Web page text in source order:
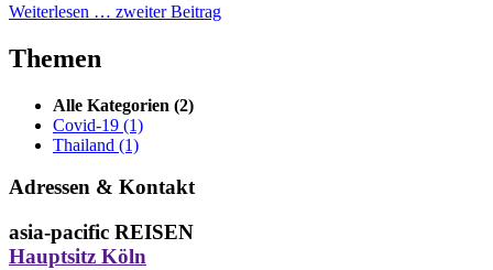
Weiterlesen … zweiter Beitrag
Themen
Alle Kategorien (2)
Covid-19 (1)
Thailand (1)
Adressen & Kontakt
asia-pacific REISEN
Hauptsitz Köln